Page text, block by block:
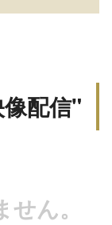
配信"
ん。